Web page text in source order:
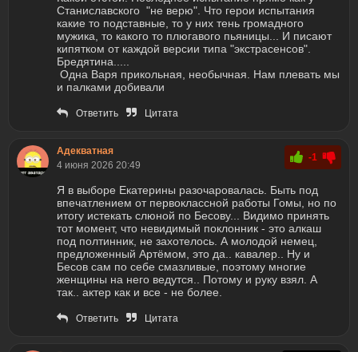
Станиславского "не верю". Что герои испытания
какие то подставные, то у них тень громадного
мужика, то какого то плюгавого пьяницы... И писают
кипятком от каждой версии типа "экстрасенсов".
Бредятина.....
Одна Варя прикольная, необычная. Нам плевать мы
и палками добивали
Ответить Цитата
Адекватная
4 июня 2026 20:49
-1
Я в выборе Екатерины разочаровалась. Быть под
впечатлением от первоклассной работы Гомы, но по
итогу истекать слюной по Бесову... Видимо принять
тот момент, что невидимый поклонник - это алкаш
под полтинник, не захотелось. А молодой немец,
предложенный Артёмом, это да.. кавалер.. Ну и
Бесов сам по себе смазливые, поэтому многие
женщины на него ведутся.. Потому и руку взял. А
так.. актер как и все - не более.
Ответить Цитата